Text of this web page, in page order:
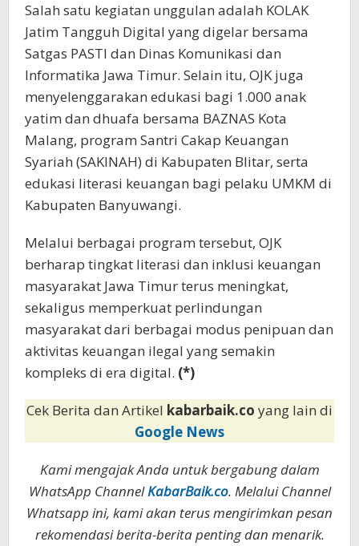
Salah satu kegiatan unggulan adalah KOLAK
Jatim Tangguh Digital yang digelar bersama
Satgas PASTI dan Dinas Komunikasi dan
Informatika Jawa Timur. Selain itu, OJK juga
menyelenggarakan edukasi bagi 1.000 anak
yatim dan dhuafa bersama BAZNAS Kota
Malang, program Santri Cakap Keuangan
Syariah (SAKINAH) di Kabupaten Blitar, serta
edukasi literasi keuangan bagi pelaku UMKM di
Kabupaten Banyuwangi.
Melalui berbagai program tersebut, OJK
berharap tingkat literasi dan inklusi keuangan
masyarakat Jawa Timur terus meningkat,
sekaligus memperkuat perlindungan
masyarakat dari berbagai modus penipuan dan
aktivitas keuangan ilegal yang semakin
kompleks di era digital. (*)
Cek Berita dan Artikel kabarbaik.co yang lain di
Google News
Kami mengajak Anda untuk bergabung dalam
WhatsApp ChannelKabarBaik.co. Melalui Channel
Whatsapp ini, kami akan terus mengirimkan pesan
rekomendasi berita-berita penting dan menarik.